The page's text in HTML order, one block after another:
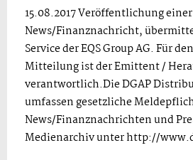
15.08.2017 Veröffentlichung
News/Finanznachricht,
Service der EQS Group AG. Für
Mitteilung ist der Emittent /
verantwortlich.Die DGAP
umfassen gesetzliche
News/Finanznachrichten und
Medienarchiv unter http://